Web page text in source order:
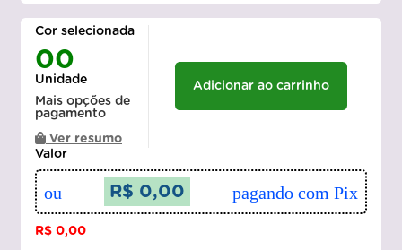
Cor selecionada
00
Unidade
Mais opções de
pagamento
Ver resumo
Adicionar ao carrinho
Valor
ou R$ 0,00 pagando com Pix
R$ 0,00